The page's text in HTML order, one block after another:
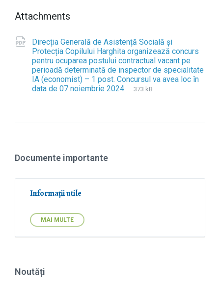
Attachments
Direcția Generală de Asistență Socială și
Protecția Copilului Harghita organizează concurs
pentru ocuparea postului contractual vacant pe
perioadă determinată de inspector de specialitate
IA (economist) – 1 post. Concursul va avea loc în
data de 07 noiembrie 2024
F
e
p
F
s
373 kB
Documente importante
Informații utile
MAI MULTE
Noutăți